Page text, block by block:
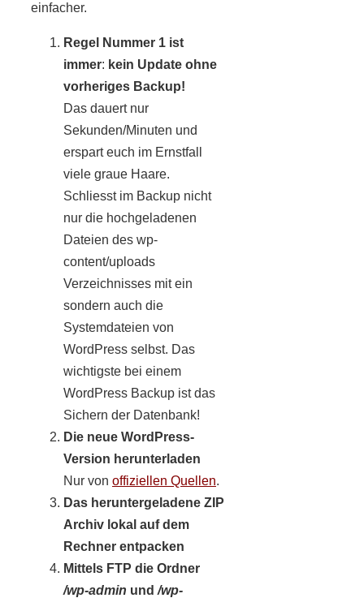
einfacher.
Regel Nummer 1 ist
immer: kein Update ohne
vorheriges Backup!
Das dauert nur
Sekunden/Minuten und
erspart euch im Ernstfall
viele graue Haare.
Schliesst im Backup nicht
nur die hochgeladenen
Dateien des wp-
content/uploads
Verzeichnisses mit ein
sondern auch die
Systemdateien von
WordPress selbst. Das
wichtigste bei einem
WordPress Backup ist das
Sichern der Datenbank!
Die neue WordPress-
Version herunterladen
Nur von offiziellen Quellen.
Das heruntergeladene ZIP
Archiv lokal auf dem
Rechner entpacken
Mittels FTP die Ordner
/wp-admin und /wp-